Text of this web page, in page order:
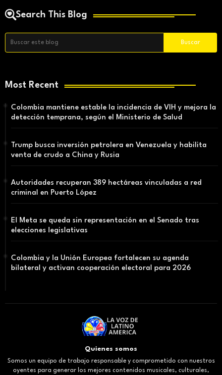
Search This Blog
Most Recent
Colombia mantiene estable la incidencia de VIH y mejora la
detección temprana, según el Ministerio de Salud
Trump busca inversión petrolera en Venezuela y habilita
venta de crudo a China y Rusia
Autoridades recuperan 389 hectáreas vinculadas a red
criminal en Puerto López
El Meta se queda sin representación en el Senado tras
elecciones legislativas
Colombia y la Unión Europea fortalecen su agenda
bilateral y activan cooperación electoral para 2026
Quienes somos
Somos un equipo de trabajo responsable y comprometido con nuestros
oyentes para generar los mejores contenidos musicales, culturales,